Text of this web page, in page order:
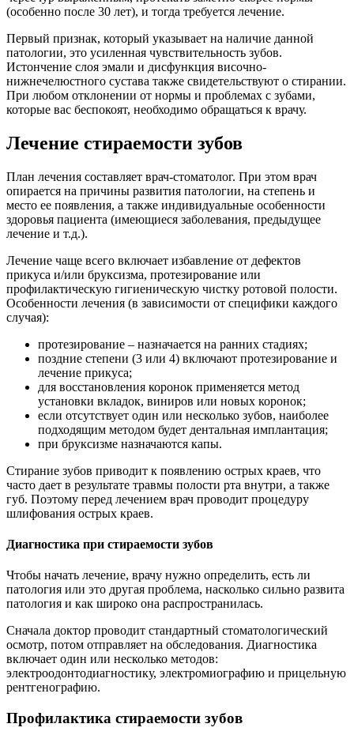
(особенно после 30 лет), и тогда требуется лечение.
Первый признак, который указывает на наличие данной
патологии, это усиленная чувствительность зубов.
Истончение слоя эмали и дисфункция височно-
нижнечелюстного сустава также свидетельствуют о стирании.
При любом отклонении от нормы и проблемах с зубами,
которые вас беспокоят, необходимо обращаться к врачу.
Лечение стираемости зубов
План лечения составляет врач-стоматолог. При этом врач
опирается на причины развития патологии, на степень и
место ее появления, а также индивидуальные особенности
здоровья пациента (имеющиеся заболевания, предыдущее
лечение и т.д.).
Лечение чаще всего включает избавление от дефектов
прикуса и/или бруксизма, протезирование или
профилактическую гигиеническую чистку ротовой полости.
Особенности лечения (в зависимости от специфики каждого
случая):
протезирование – назначается на ранних стадиях;
поздние степени (3 или 4) включают протезирование и
лечение прикуса;
для восстановления коронок применяется метод
установки вкладок, виниров или новых коронок;
если отсутствует один или несколько зубов, наиболее
подходящим методом будет дентальная имплантация;
при бруксизме назначаются капы.
Стирание зубов приводит к появлению острых краев, что
часто дает в результате травмы полости рта внутри, а также
губ. Поэтому перед лечением врач проводит процедуру
шлифования острых краев.
Диагностика при стираемости зубов
Чтобы начать лечение, врачу нужно определить, есть ли
патология или это другая проблема, насколько сильно развита
патология и как широко она распространилась.
Сначала доктор проводит стандартный стоматологический
осмотр, потом отправляет на обследования. Диагностика
включает один или несколько методов:
электроодонтодиагностику, электромиографию и прицельную
рентгенографию.
Профилактика стираемости зубов